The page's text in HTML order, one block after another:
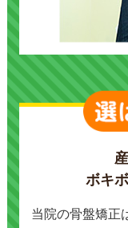
ボキ
当院の骨盤矯正